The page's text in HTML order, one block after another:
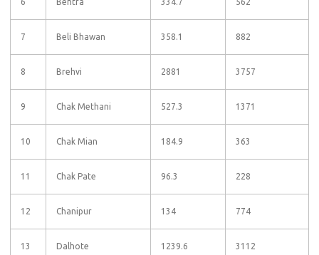
7 Beli Bhawan 358.1 882
8 Brehvi 2881 3757
9 Chak Methani 527.3 1371
10 Chak Mian 184.9 363
11 Chak Pate 96.3 228
12 Chanipur 134 774
13 Dalhote 1239.6 3112